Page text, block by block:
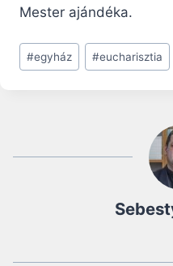
Mester ajándéka.
Post
Tags:
#egyház #eucharisztia